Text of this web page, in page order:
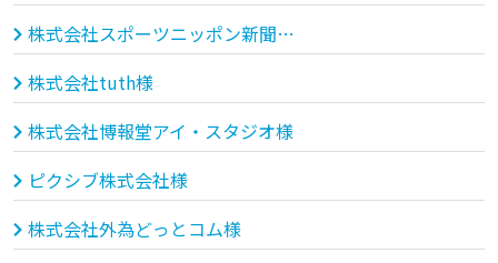
株式会社スポーツニッポン新聞社様
株式会社tuth様
株式会社博報堂アイ・スタジオ様
ピクシブ株式会社様
株式会社外為どっとコム様